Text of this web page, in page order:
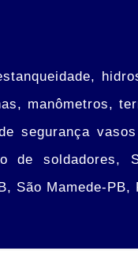
manômetros,
segurança
de soldadores,
São Mamede-